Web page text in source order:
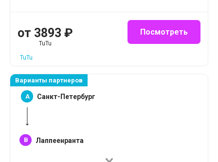
от 3893 ₽
TuTu
Посмотреть
TuTu
Варианты партнеров
A Санкт-Петербург
B Лаппеенранта